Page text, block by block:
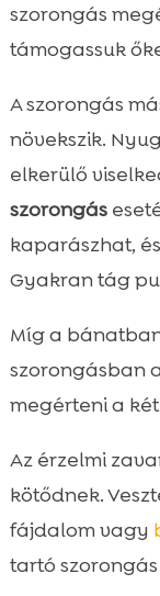
szorongás
támogassuk
A szorongás
növekszik.
elkerülő
szorongás
kaparászhat,
Gyakran tág
Míg a
szorongásban
megérteni a
Az érzelmi
kötődnek.
fájdalom vagy
tartó